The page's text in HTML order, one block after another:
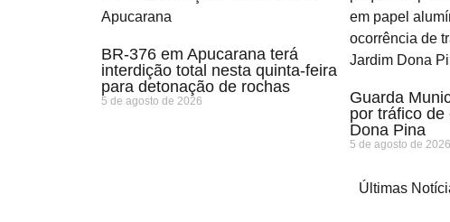
BR-376 em Apucarana terá
interdição total nesta quinta-feira
para detonação de rochas
5 de agosto de 2026
Guarda
por tráfico de
Dona Pina
5 de agosto de 2026
Últimas